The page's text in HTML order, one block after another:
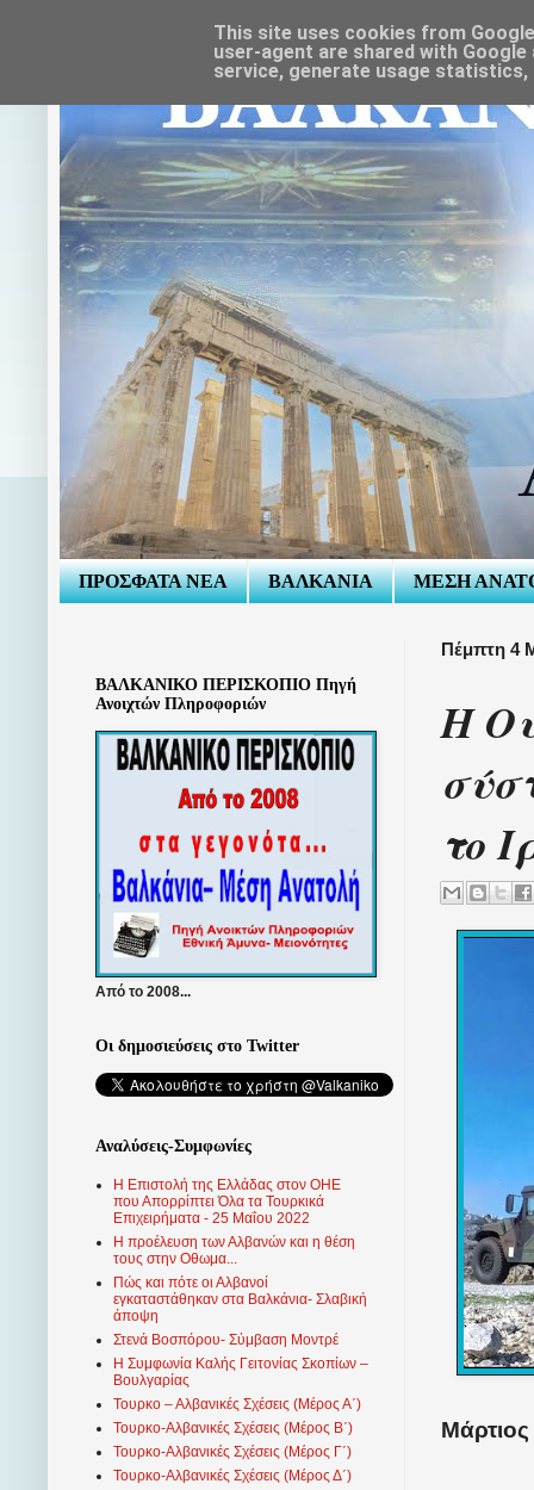
ΠΡΟΣΦΑΤΑ ΝΕΑ ΒΑΛΚΑΝΙΑ ΜΕΣΗ
Πέμπτη 4
Η
το
ΒΑΛΚΑΝΙΚΟ ΠΕΡΙΣΚΟΠΙΟ Πηγή
Ανοιχτών Πληροφοριών
Από το 2008...
Οι δημοσιεύσεις στο Twitter
Αναλύσεις-Συμφωνίες
Η Επιστολή της Ελλάδας στον ΟΗΕ
που Απορρίπτει Όλα τα Τουρκικά
Επιχειρήματα - 25 Μαΐου 2022
Η προέλευση των Αλβανών και η θέση
τους στην Οθωμα...
Πώς και πότε οι Αλβανοί
εγκαταστάθηκαν στα Βαλκάνια- Σλαβική
άποψη
Στενά Βοσπόρου- Σύμβαση Μοντρέ
Η Συμφωνία Καλής Γειτονίας Σκοπίων –
Βουλγαρίας
Τουρκο – Αλβανικές Σχέσεις (Mέρος Α΄)
Τουρκο-Αλβανικές Σχέσεις (Μέρος Β΄)
Τουρκο-Αλβανικές Σχέσεις (Μέρος Γ΄)
Τουρκο-Αλβανικές Σχέσεις (Μέρος Δ΄)
This site uses cookies from
user-agent are shared with
service, generate usage statistics,